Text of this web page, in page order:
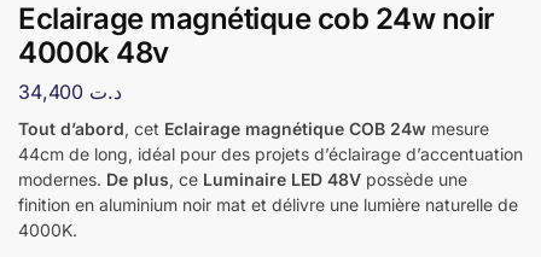
Eclairage magnétique cob 24w noir
4000k 48v
د.ت
Tout d’abord, cet Eclairage magnétique COB 24w mesure
44cm de long, idéal pour des projets d’éclairage d’accentuation
modernes. De plus, ce Luminaire LED 48V possède une
finition en aluminium noir mat et délivre une lumière naturelle de
4000K.